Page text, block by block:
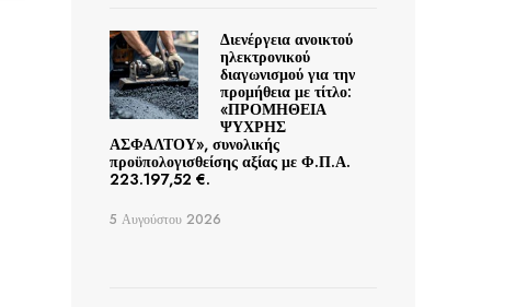
Διενέργεια ανοικτού
ηλεκτρονικού
διαγωνισμού για την
προμήθεια με τίτλο:
«ΠΡΟΜΗΘΕΙΑ
ΨΥΧΡΗΣ
ΑΣΦΑΛΤΟΥ», συνολικής
προϋπολογισθείσης αξίας με Φ.Π.Α.
223.197,52 €.
5 Αυγούστου 2026